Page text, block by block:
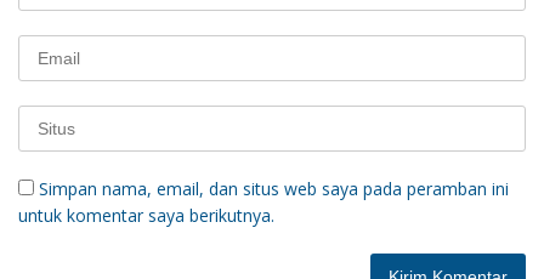
Simpan nama, email, dan situs web saya pada peramban ini
untuk komentar saya berikutnya.